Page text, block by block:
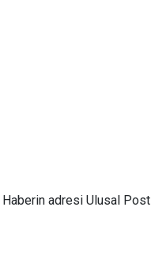
Haberin adresi Ulusal Post